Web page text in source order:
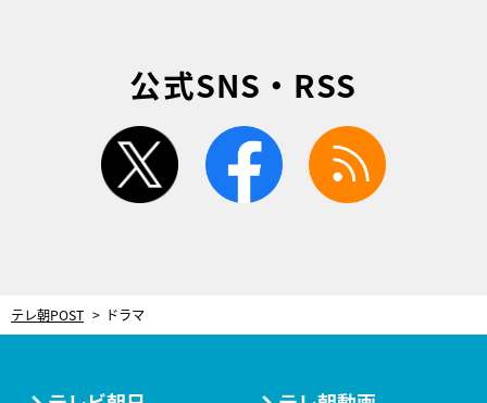
公式SNS・RSS
twitter facebook
テレ朝POST ドラマ